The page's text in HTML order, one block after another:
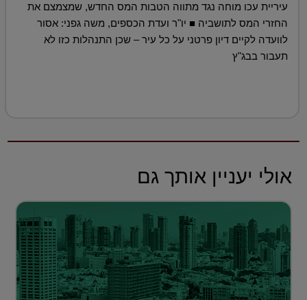
עיריית עכו מוחה נגד מתווה הטבות המס החדש, שמצמצם את
החזרי המס לתושביה ■ יו"ר ועדת הכספים, משה גפני: אסור
לוועדה לקיים דיון פרטני על כל עיר – שכן התנהלות כזו לא
תעבור בבג"ץ
אולי יעניין אותך גם